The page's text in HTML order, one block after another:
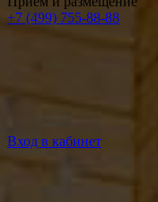
+7 (499) 755-88-88
Вход в кабинет